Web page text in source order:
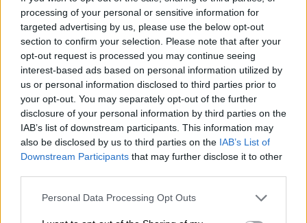
processing of your personal or sensitive information for
targeted advertising by us, please use the below opt-out
section to confirm your selection. Please note that after your
opt-out request is processed you may continue seeing
interest-based ads based on personal information utilized by
us or personal information disclosed to third parties prior to
your opt-out. You may separately opt-out of the further
disclosure of your personal information by third parties on the
IAB’s list of downstream participants. This information may
also be disclosed by us to third parties on the IAB’s List of
Downstream Participants that may further disclose it to other
Personal Data Processing Opt Outs
ανακάλυψη που ενθουσιάζει τους
επιστήμονες
06/08/2026 , 10:43
Η σχολική τάξη δεν είναι πια η ίδια: Όταν ο
δάσκαλος κουράζεται όχι από τα παιδιά,
αλλά από όλα τα υπόλοιπα
06/08/2026 , 10:00